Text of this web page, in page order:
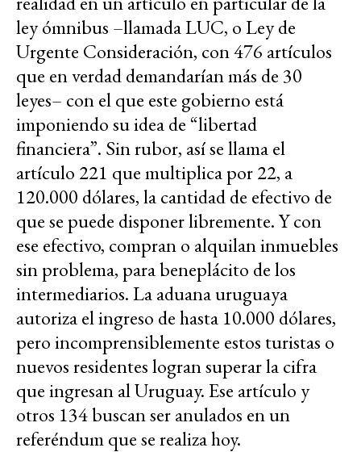
ley ómnibus –llamada LUC, o Ley de
Urgente Consideración, con 476 artículos
que en verdad demandarían más de 30
leyes– con el que este gobierno está
imponiendo su idea de “libertad
financiera”. Sin rubor, así se llama el
artículo 221 que multiplica por 22, a
120.000 dólares, la cantidad de efectivo de
que se puede disponer libremente. Y con
ese efectivo, compran o alquilan inmuebles
sin problema, para beneplácito de los
intermediarios. La aduana uruguaya
autoriza el ingreso de hasta 10.000 dólares,
pero incomprensiblemente estos turistas o
nuevos residentes logran superar la cifra
que ingresan al Uruguay. Ese artículo y
otros 134 buscan ser anulados en un
referéndum que se realiza hoy.